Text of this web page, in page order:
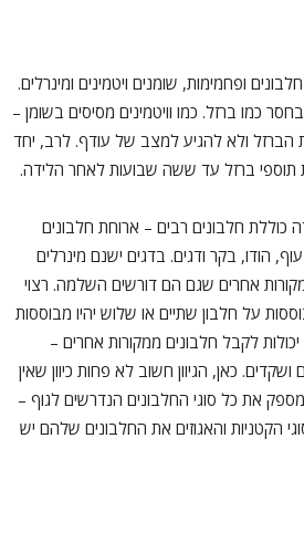
ופחמימות, שומנים ויטמינים ומינרלים.
כמו ברזל. כמו וויטמינים מסיסים בשומן –
הברזל ולא להגיע למצב של עודף. לרב, יחד
תוספי ברזל עד ששה שבועות לאחר הלידה.
חלבונים רבים – ארוחת חלבונים
עוף, הודו, בקר ודגים. בדגים ישנם מינרלים
אחרים שגם הם דורשים השלמה. רצוי
על חלבון שתיים או שלוש יהיו מבוססות
יכולות לקבל חלבונים ממקורות אחרים –
ושקדים. כאן, הגיוון חשוב לא פחות כיוון שאין
את כל סוגי החלבונים הנדרשים לגוף –
הקטניות והאגוזים את החלבונים שלהם יש